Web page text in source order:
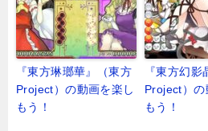
『東方琳瑯華』（東方
Project）の動画を楽し
もう！
『東方幻
Project）の
もう！